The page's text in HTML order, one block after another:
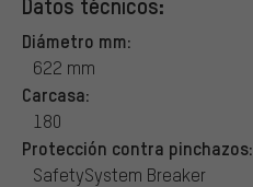
Diámetro mm:
622 mm
Carcasa:
180
Protección contra pinchazos:
SafetySystem Breaker